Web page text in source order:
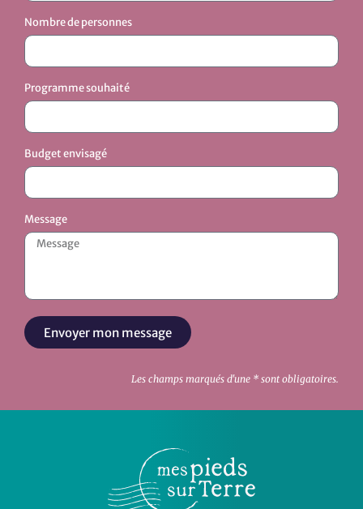
Nombre de personnes
Programme souhaité
Budget envisagé
Message
Envoyer mon message
Les champs marqués d'une * sont obligatoires.